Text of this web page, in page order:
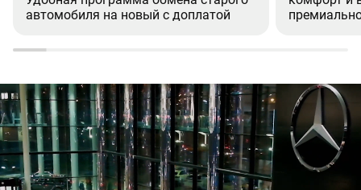
автомобиля на новый с доплатой